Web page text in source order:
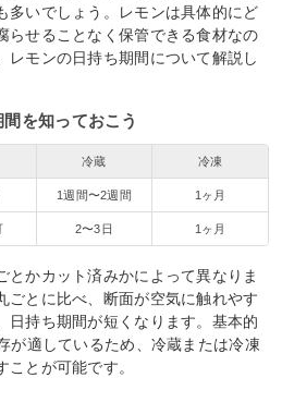
多いでしょう。レモンは具体的にど
らせることなく保管できる食材なの
レモンの日持ち期間について解説し
を知っておこう
冷蔵 冷凍
1週間〜2週間 1ヶ月
2〜3日 1ヶ月
とかカット済みかによって異なりま
ごとに比べ、断面が空気に触れやす
日持ち期間が短くなります。基本的
が適しているため、冷蔵または冷凍
とが可能です。